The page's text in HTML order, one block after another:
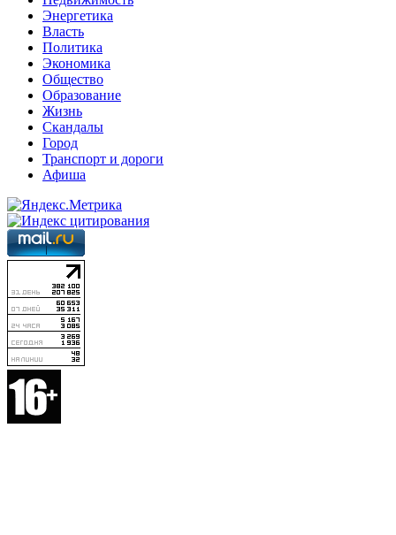
Энергетика
Власть
Политика
Экономика
Общество
Образование
Жизнь
Скандалы
Город
Транспорт и дороги
Афиша